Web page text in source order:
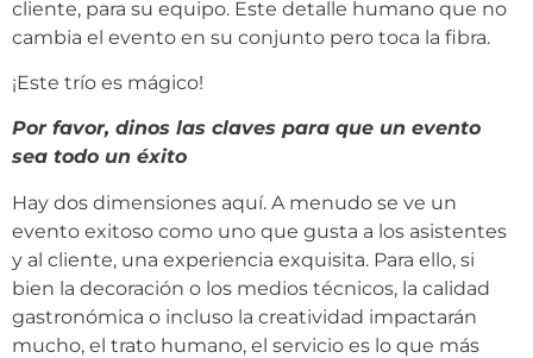
cliente, para su equipo. Este detalle humano que no
cambia el evento en su conjunto pero toca la fibra.
¡Este trío es mágico!
Por favor, dinos las claves para que un evento
sea todo un éxito
Hay dos dimensiones aquí. A menudo se ve un
evento exitoso como uno que gusta a los asistentes
y al cliente, una experiencia exquisita. Para ello, si
bien la decoración o los medios técnicos, la calidad
gastronómica o incluso la creatividad impactarán
mucho, el trato humano, el servicio es lo que más